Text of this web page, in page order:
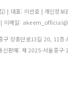
| 대표: 이선호 | 개인정보
| 이메일:
구 장충단로13길 20, 11층
신판매: 제 2025-서울중구-